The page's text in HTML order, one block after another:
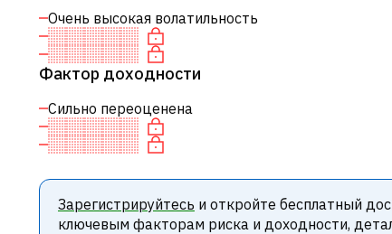
Очень высокая волатильность
Фактор доходности
Сильно переоценена
Зарегистрируйтесь и откройте бесплатный
ключевым факторам риска и доходности,